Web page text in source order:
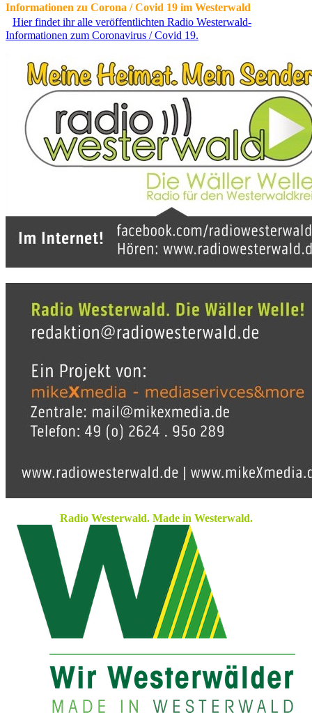
Informationen zu Corona / Covid 19 im Westerwald
Hier findet ihr alle veröffentlichten Radio Westerwald-
Informationen zum Coronavirus / Covid 19.
Radio Westerwald. Made in Westerwald.